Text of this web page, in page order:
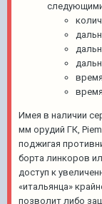
Имея в наличии
мм орудий ГК,
поджигая
борта линкоров
доступ к
«итальянца»
позволит либо